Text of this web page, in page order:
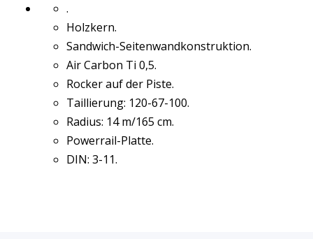
.
Holzkern.
Sandwich-Seitenwandkonstruktion.
Air Carbon Ti 0,5.
Rocker auf der Piste.
Taillierung: 120-67-100.
Radius: 14 m/165 cm.
Powerrail-Platte.
DIN: 3-11.